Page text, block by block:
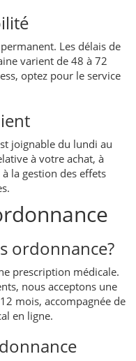
Les délais de
varient de 48 à 72
optez pour le service
joignable du lundi au
à votre achat, à
la gestion des effets
ordonnance?
prescription médicale.
nous acceptons une
mois, accompagnée de
en ligne.